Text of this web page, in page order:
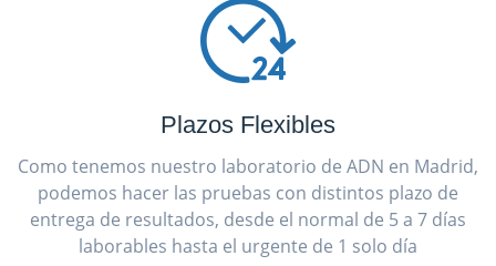
Plazos Flexibles
Como tenemos nuestro laboratorio de ADN en Madrid,
podemos hacer las pruebas con distintos plazo de
entrega de resultados, desde el normal de 5 a 7 días
laborables hasta el urgente de 1 solo día